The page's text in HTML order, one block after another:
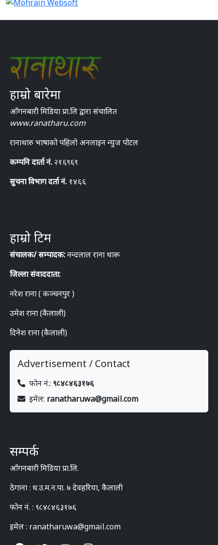
हाम्रो बारेमा
आँगनबारी मिडिया प्रा.लि द्वारा संचालित
www.ranatharu.com
रानाथारु भाषाको पहिलो अनलाइन न्युज पोटल
कम्पनि दार्ता नं. २१६९६९
सुचना विभाग दर्ता नं. १४६६
हाम्रो टिम
संचालक/ सम्पादक:नन्दलाल राना थारू
जिल्ला संवाददाता:
नरेश राना ( कञ्चनपुर )
उमेश राना (कैलाली)
दिनेश राना (कैलाली)
Advertisement / Contact
फोन नं.: ९८४८४६३१७६
इमेल: ranatharuwa@gmail.com
सम्पर्क
आँगनबारी मिडिया प्रा.लि.
ठेगाना : ध.उ.म.न.पा. ७ देवहरिया, कैलाली
फोन नं. : ९८४८४६३१७६
इमेल : ranatharuwa@gmail.com